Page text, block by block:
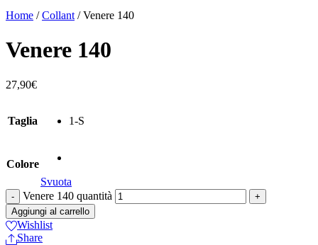
Home /Collant / Venere 140
Venere 140
27,90€
Taglia 1-S
Colore
Svuota
Venere 140 quantità
Aggiungi al carrello
Wishlist
Share